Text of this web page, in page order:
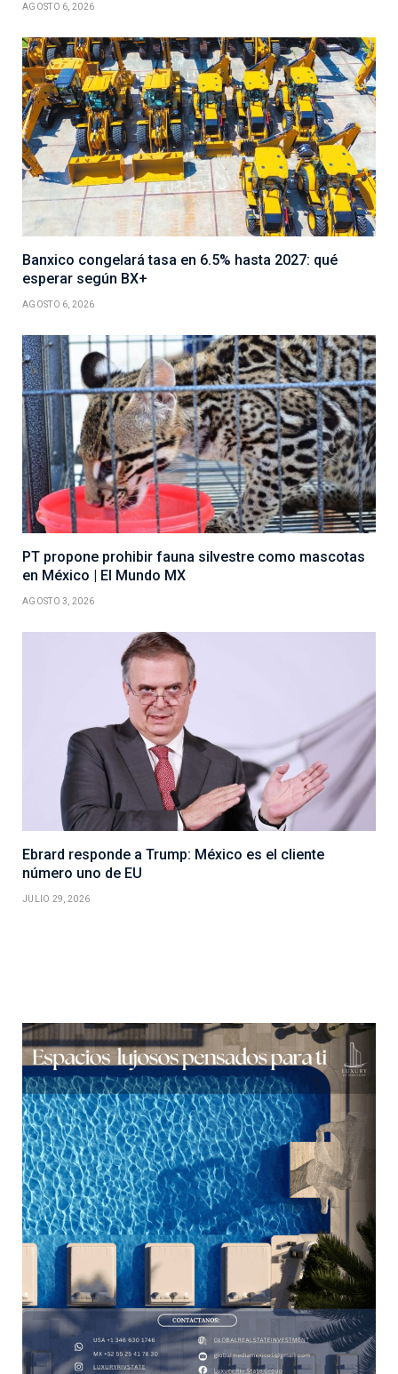
AGOSTO 6, 2026
Banxico congelará tasa en 6.5% hasta 2027: qué
esperar según BX+
AGOSTO 6, 2026
PT propone prohibir fauna silvestre como mascotas
en México | El Mundo MX
AGOSTO 3, 2026
Ebrard responde a Trump: México es el cliente
número uno de EU
JULIO 29, 2026